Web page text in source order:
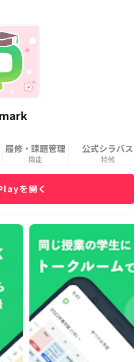
履修・課題管理
機能
公式シラバス
特徴
を開く